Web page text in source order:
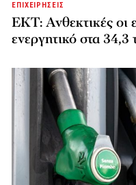
ΕΠΙΧΕΙΡΗΣΕΙΣ
ΕΚΤ: Ανθεκτικές οι
ενεργητικό στα 34,3